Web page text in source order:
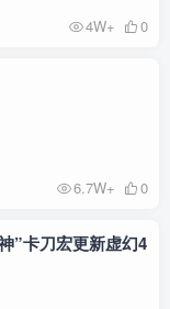
4W+ 0
6.7W+ 0
”卡刀宏更新虚幻4